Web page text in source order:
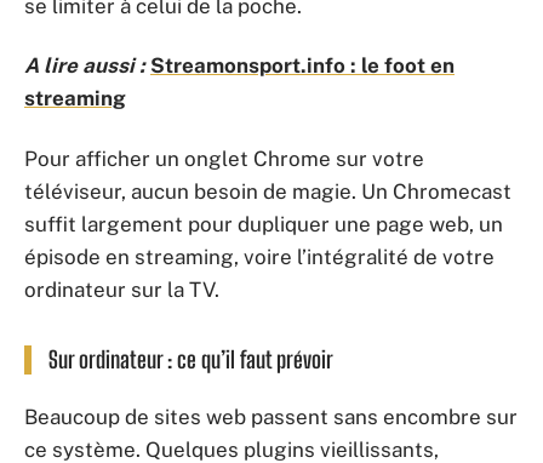
se limiter à celui de la poche.
A lire aussi : Streamonsport.info : le foot en
streaming
Pour afficher un onglet Chrome sur votre
téléviseur, aucun besoin de magie. Un Chromecast
suffit largement pour dupliquer une page web, un
épisode en streaming, voire l’intégralité de votre
ordinateur sur la TV.
Sur ordinateur : ce qu’il faut prévoir
Beaucoup de sites web passent sans encombre sur
ce système. Quelques plugins vieillissants,